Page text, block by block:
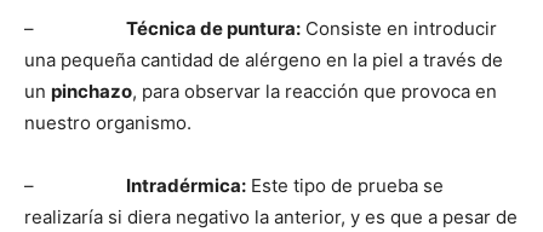
– Técnica de puntura: Consiste en introducir
una pequeña cantidad de alérgeno en la piel a través de
un pinchazo, para observar la reacción que provoca en
nuestro organismo.
– Intradérmica: Este tipo de prueba se
realizarí­a si diera negativo la anterior, y es que a pesar de